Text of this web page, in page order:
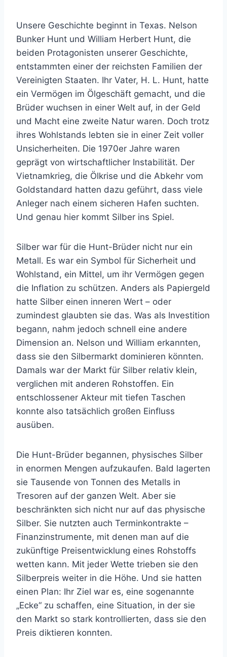
Unsere Geschichte beginnt in Texas. Nelson
Bunker Hunt und William Herbert Hunt, die
beiden Protagonisten unserer Geschichte,
entstammten einer der reichsten Familien der
Vereinigten Staaten. Ihr Vater, H. L. Hunt, hatte
ein Vermögen im Ölgeschäft gemacht, und die
Brüder wuchsen in einer Welt auf, in der Geld
und Macht eine zweite Natur waren. Doch trotz
ihres Wohlstands lebten sie in einer Zeit voller
Unsicherheiten. Die 1970er Jahre waren
geprägt von wirtschaftlicher Instabilität. Der
Vietnamkrieg, die Ölkrise und die Abkehr vom
Goldstandard hatten dazu geführt, dass viele
Anleger nach einem sicheren Hafen suchten.
Und genau hier kommt Silber ins Spiel.
Silber war für die Hunt-Brüder nicht nur ein
Metall. Es war ein Symbol für Sicherheit und
Wohlstand, ein Mittel, um ihr Vermögen gegen
die Inflation zu schützen. Anders als Papiergeld
hatte Silber einen inneren Wert – oder
zumindest glaubten sie das. Was als Investition
begann, nahm jedoch schnell eine andere
Dimension an. Nelson und William erkannten,
dass sie den Silbermarkt dominieren könnten.
Damals war der Markt für Silber relativ klein,
verglichen mit anderen Rohstoffen. Ein
entschlossener Akteur mit tiefen Taschen
konnte also tatsächlich großen Einfluss
ausüben.
Die Hunt-Brüder begannen, physisches Silber
in enormen Mengen aufzukaufen. Bald lagerten
sie Tausende von Tonnen des Metalls in
Tresoren auf der ganzen Welt. Aber sie
beschränkten sich nicht nur auf das physische
Silber. Sie nutzten auch Terminkontrakte –
Finanzinstrumente, mit denen man auf die
zukünftige Preisentwicklung eines Rohstoffs
wetten kann. Mit jeder Wette trieben sie den
Silberpreis weiter in die Höhe. Und sie hatten
einen Plan: Ihr Ziel war es, eine sogenannte
„Ecke“ zu schaffen, eine Situation, in der sie
den Markt so stark kontrollierten, dass sie den
Preis diktieren konnten.